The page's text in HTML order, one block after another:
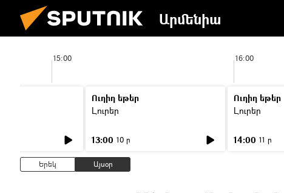
Արմենիա
15:00 16:00
Ուղիղ եթեր
Լուրեր
13:00 10 ր
Ուղիղ եթեր
Լուրեր
14:00 11 ր
Երեկ Այսօր